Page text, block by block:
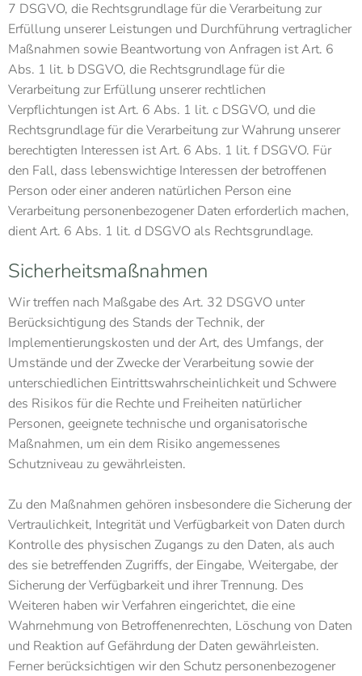
7 DSGVO, die Rechtsgrundlage für die Verarbeitung zur
Erfüllung unserer Leistungen und Durchführung vertraglicher
Maßnahmen sowie Beantwortung von Anfragen ist Art. 6
Abs. 1 lit. b DSGVO, die Rechtsgrundlage für die
Verarbeitung zur Erfüllung unserer rechtlichen
Verpflichtungen ist Art. 6 Abs. 1 lit. c DSGVO, und die
Rechtsgrundlage für die Verarbeitung zur Wahrung unserer
berechtigten Interessen ist Art. 6 Abs. 1 lit. f DSGVO. Für
den Fall, dass lebenswichtige Interessen der betroffenen
Person oder einer anderen natürlichen Person eine
Verarbeitung personenbezogener Daten erforderlich machen,
dient Art. 6 Abs. 1 lit. d DSGVO als Rechtsgrundlage.
Sicherheitsmaßnahmen
Wir treffen nach Maßgabe des Art. 32 DSGVO unter
Berücksichtigung des Stands der Technik, der
Implementierungskosten und der Art, des Umfangs, der
Umstände und der Zwecke der Verarbeitung sowie der
unterschiedlichen Eintrittswahrscheinlichkeit und Schwere
des Risikos für die Rechte und Freiheiten natürlicher
Personen, geeignete technische und organisatorische
Maßnahmen, um ein dem Risiko angemessenes
Schutzniveau zu gewährleisten.
Zu den Maßnahmen gehören insbesondere die Sicherung der
Vertraulichkeit, Integrität und Verfügbarkeit von Daten durch
Kontrolle des physischen Zugangs zu den Daten, als auch
des sie betreffenden Zugriffs, der Eingabe, Weitergabe, der
Sicherung der Verfügbarkeit und ihrer Trennung. Des
Weiteren haben wir Verfahren eingerichtet, die eine
Wahrnehmung von Betroffenenrechten, Löschung von Daten
und Reaktion auf Gefährdung der Daten gewährleisten.
Ferner berücksichtigen wir den Schutz personenbezogener